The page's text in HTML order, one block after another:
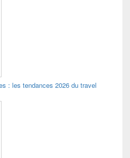
: les tendances 2026 du travel